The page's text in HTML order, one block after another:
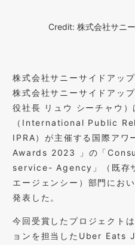
Credit: 株式会社サニ
株式会社サニーサイドアッ
株式会社サニーサイドアッ
役社長 リュウ シーチャウ）
（International Public
IPRA）が主催する国際ア
Awards 2023 」の「
service- Agency」（既存
エージェンシー）部門にお
発表した。
今回受賞したプロジェクト
ョンを担当したUber Eats